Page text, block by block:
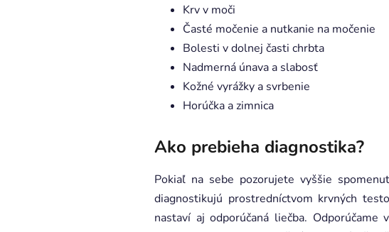
Krv v moči
Časté močenie a nutkanie na močenie
Bolesti v dolnej časti chrbta
Nadmerná únava a slabosť
Kožné vyrážky a svrbenie
Horúčka a zimnica
Ako prebieha diagnostika?
Pokiaľ na sebe pozorujete vyššie
diagnostikujú prostredníctvom krvných
nastaví aj odporúčaná liečba. Odporúčame